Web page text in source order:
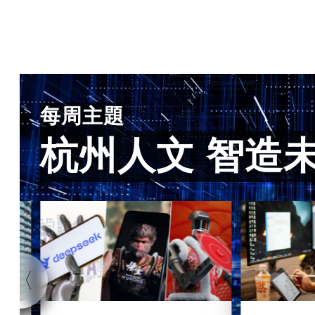
每周主題
杭州人文 智造